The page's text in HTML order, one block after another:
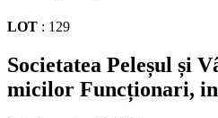
LOT : 129
Societatea Peleșul și
micilor Funcționari,